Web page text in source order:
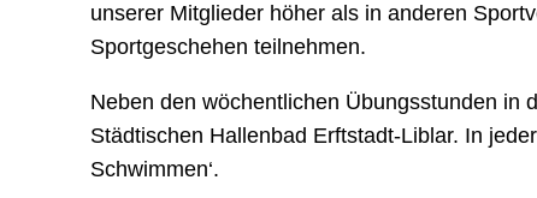
unserer Mitglieder höher als in anderen
Sportgeschehen teilnehmen.
Neben den wöchentlichen Übungsstunden in
Städtischen Hallenbad Erftstadt-Liblar. In
Schwimmen‘.